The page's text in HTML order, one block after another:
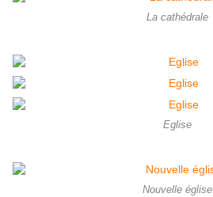
La cathédrale
Eglise
Nouvelle église